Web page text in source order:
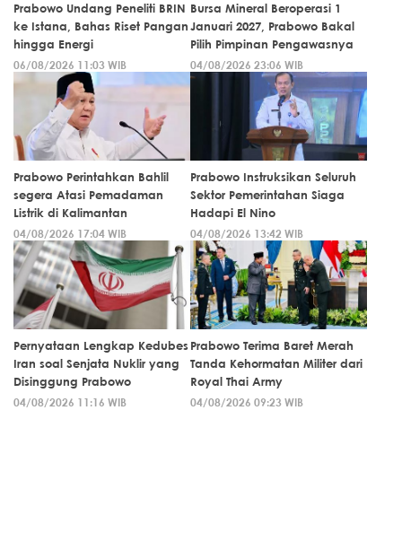
Prabowo Undang Peneliti BRIN
ke Istana, Bahas Riset Pangan
hingga Energi
06/08/2026 11:03 WIB
Bursa Mineral Beroperasi 1
Januari 2027, Prabowo Bakal
Pilih Pimpinan Pengawasnya
04/08/2026 23:06 WIB
Prabowo Perintahkan Bahlil
segera Atasi Pemadaman
Listrik di Kalimantan
04/08/2026 17:04 WIB
Prabowo Instruksikan Seluruh
Sektor Pemerintahan Siaga
Hadapi El Nino
04/08/2026 13:42 WIB
Pernyataan Lengkap Kedubes
Iran soal Senjata Nuklir yang
Disinggung Prabowo
04/08/2026 11:16 WIB
Prabowo Terima Baret Merah
Tanda Kehormatan Militer dari
Royal Thai Army
04/08/2026 09:23 WIB